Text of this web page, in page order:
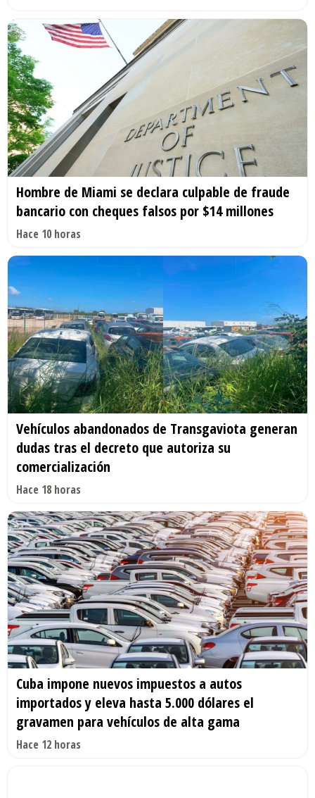
Hombre de Miami se declara culpable de fraude
bancario con cheques falsos por $14 millones
Hace 10 horas
Vehículos abandonados de Transgaviota generan
dudas tras el decreto que autoriza su
comercialización
Hace 18 horas
Cuba impone nuevos impuestos a autos
importados y eleva hasta 5.000 dólares el
gravamen para vehículos de alta gama
Hace 12 horas